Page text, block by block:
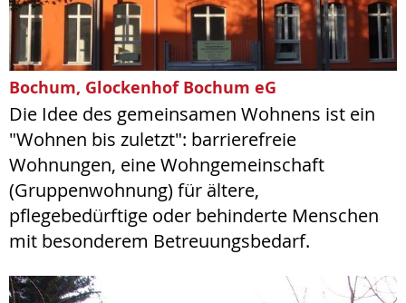
Bochum, Glockenhof Bochum eG
Die Idee des gemeinsamen Wohnens ist ein
"Wohnen bis zuletzt": barrierefreie
Wohnungen, eine Wohngemeinschaft
(Gruppenwohnung) für ältere,
pflegebedürftige oder behinderte Menschen
mit besonderem Betreuungsbedarf.